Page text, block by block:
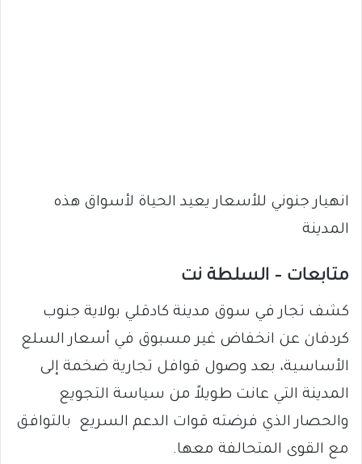
انهيار جنوني للأسعار يعيد الحياة لأسواق هذه
المدينة
متابعات – السلطة نت
كشف تجار في سوق مدينة كادقلي بولاية جنوب
كردفان عن انخفاض غير مسبوق في أسعار السلع
الأساسية، بعد وصول قوافل تجارية ضخمة إلى
المدينة التي عانت طويلاً من سياسة التجويع
والحصار الذي فرضته قوات الدعم السريع بالتوافق
مع القوى المتحالفة معها.